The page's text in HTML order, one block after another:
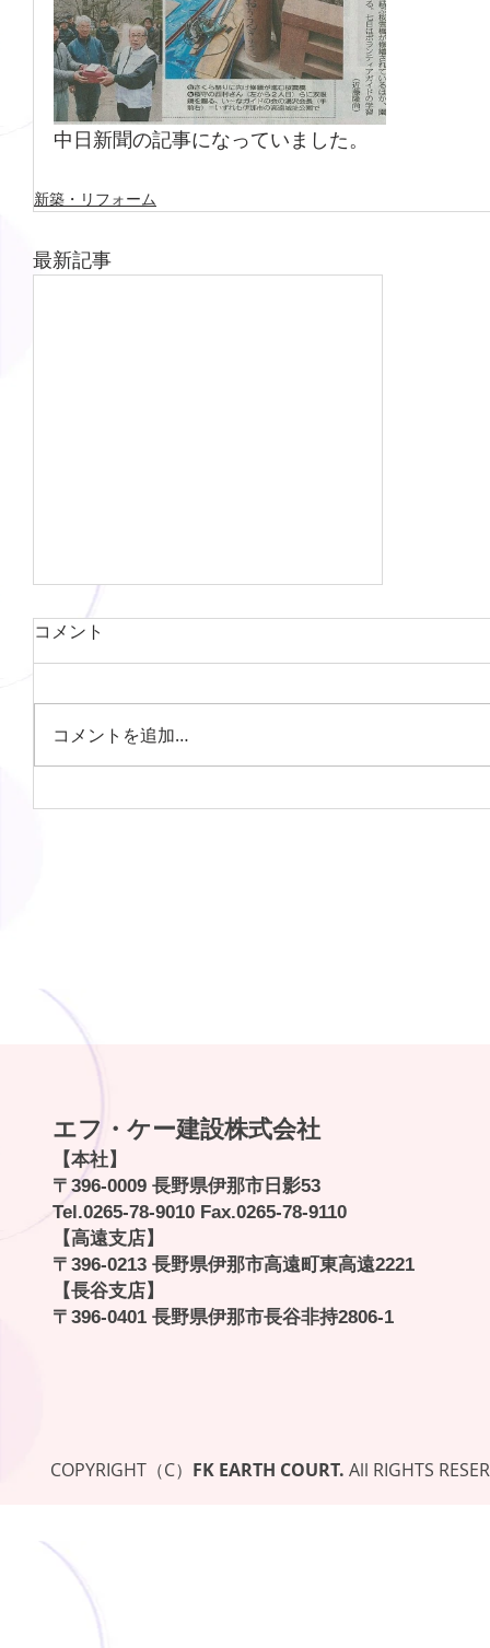
中日新聞の記事になっていました。
新築・リフォーム
最新記事
令和７年度保育園遊具更新工事
コメント
コメントを追加…
エフ・ケー建設株式会社
【本社】
〒396-0009 長野県伊那市日影53
Tel.0265-78-9010 Fax.0265-78-9110
【高遠支店】
〒396-0213 長野県伊那市高遠町東高遠2221
【長谷支店】
〒396-0401 長野県伊那市長谷非持2806-1
COPYRIGHT（C） FK EARTH COURT. All RIGHTS